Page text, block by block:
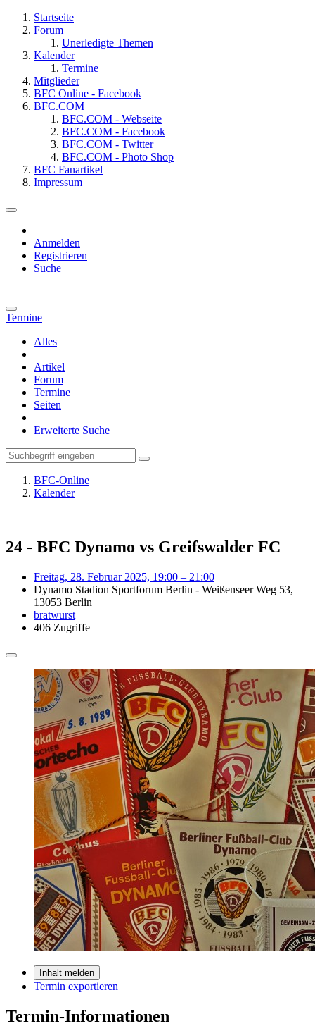
Startseite
Forum
Unerledigte Themen
Kalender
Termine
Mitglieder
BFC Online - Facebook
BFC.COM
BFC.COM - Webseite
BFC.COM - Facebook
BFC.COM - Twitter
BFC.COM - Photo Shop
BFC Fanartikel
Impressum
Anmelden
Registrieren
Suche
Termine
Alles
Artikel
Forum
Termine
Seiten
Erweiterte Suche
BFC-Online
Kalender
24 - BFC Dynamo vs Greifswalder FC
Freitag, 28. Februar 2025, 19:00 – 21:00
Dynamo Stadion Sportforum Berlin - Weißenseer Weg 53,
13053 Berlin
bratwurst
406 Zugriffe
Inhalt melden
Termin exportieren
Termin-Informationen